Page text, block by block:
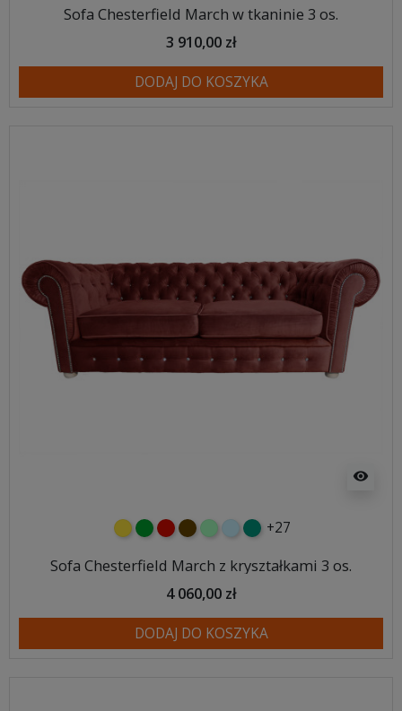
Sofa Chesterfield March w tkaninie 3 os.
3 910,00 zł
DODAJ DO KOSZYKA
visibility
żółtyzielonyczerwony
czekoladowy
miętowybłękitny
turkusowy
+27
Sofa Chesterfield March z kryształkami 3 os.
4 060,00 zł
DODAJ DO KOSZYKA